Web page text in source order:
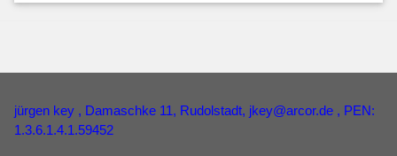
jürgen key , Damaschke 11, Rudolstadt, jkey@arcor.de , PEN:
1.3.6.1.4.1.59452